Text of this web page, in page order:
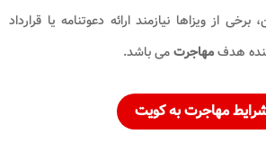
از ویزاها نیازمند ارائه دعوتنامه یا قرارداد
هدفمهاجرتمی باشد.
مهاجرت به کویت